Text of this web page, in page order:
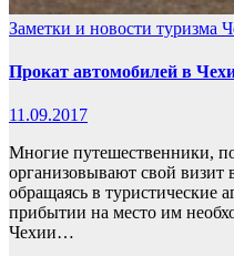
Заметки и новости туризма
Прокат автомобилей в
11.09.2017
Многие путешественники,
организовывают свой визит
обращаясь в туристические
прибытии на место им
Чехии…